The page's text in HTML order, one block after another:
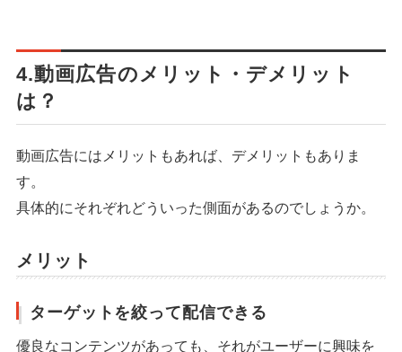
4.動画広告のメリット・デメリット
は？
動画広告にはメリットもあれば、デメリットもありま
す。
具体的にそれぞれどういった側面があるのでしょうか。
メリット
ターゲットを絞って配信できる
優良なコンテンツがあっても、それがユーザーに興味を